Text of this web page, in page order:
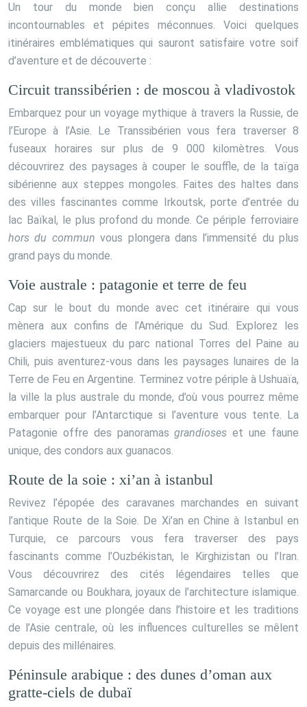
Un tour du monde bien conçu allie destinations
incontournables et pépites méconnues. Voici quelques
itinéraires emblématiques qui sauront satisfaire votre soif
d’aventure et de découverte :
Circuit transsibérien : de moscou à vladivostok
Embarquez pour un voyage mythique à travers la Russie, de
l’Europe à l’Asie. Le Transsibérien vous fera traverser 8
fuseaux horaires sur plus de 9 000 kilomètres. Vous
découvrirez des paysages à couper le souffle, de la taïga
sibérienne aux steppes mongoles. Faites des haltes dans
des villes fascinantes comme Irkoutsk, porte d’entrée du
lac Baïkal, le plus profond du monde. Ce périple ferroviaire
hors du communvous plongera dans l’immensité du plus
grand pays du monde.
Voie australe : patagonie et terre de feu
Cap sur le bout du monde avec cet itinéraire qui vous
mènera aux confins de l’Amérique du Sud. Explorez les
glaciers majestueux du parc national Torres del Paine au
Chili, puis aventurez-vous dans les paysages lunaires de la
Terre de Feu en Argentine. Terminez votre périple à Ushuaïa,
la ville la plus australe du monde, d’où vous pourrez même
embarquer pour l’Antarctique si l’aventure vous tente. La
Patagonie offre des panoramasgrandioseset une faune
unique, des condors aux guanacos.
Route de la soie : xi’an à istanbul
Revivez l’épopée des caravanes marchandes en suivant
l’antique Route de la Soie. De Xi’an en Chine à Istanbul en
Turquie, ce parcours vous fera traverser des pays
fascinants comme l’Ouzbékistan, le Kirghizistan ou l’Iran.
Vous découvrirez des cités légendaires telles que
Samarcande ou Boukhara, joyaux de l’architecture islamique.
Ce voyage est une plongée dans l’histoire et les traditions
de l’Asie centrale, où les influences culturelles se mêlent
depuis des millénaires.
Péninsule arabique : des dunes d’oman aux
gratte-ciels de dubaï